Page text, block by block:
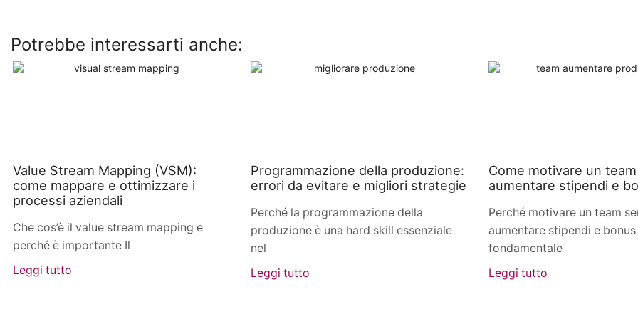
Potrebbe interessarti anche:
Value Stream Mapping (VSM):
come mappare e ottimizzare i
processi aziendali
Che cos’è il value stream mapping e
perché è importante Il
Leggi tutto
Programmazione della produzione:
errori da evitare e migliori strategie
Perché la programmazione della
produzione è una hard skill essenziale
nel
Leggi tutto
Come motivare un
aumentare stipendi e
Perché motivare un team
aumentare stipendi e bonus
fondamentale
Leggi tutto